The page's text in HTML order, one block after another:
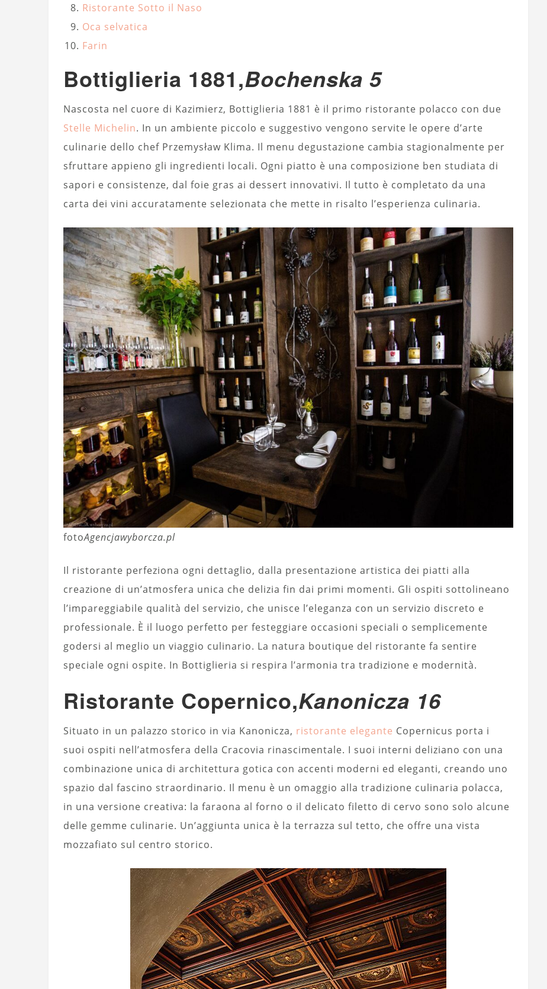
Ristorante Sotto il Naso
Oca selvatica
Farin
Bottiglieria 1881,Bochenska 5
Nascosta nel cuore di Kazimierz, Bottiglieria 1881 è il primo ristorante polacco con due
Stelle Michelin. In un ambiente piccolo e suggestivo vengono servite le opere d’arte
culinarie dello chef Przemysław Klima. Il menu degustazione cambia stagionalmente per
sfruttare appieno gli ingredienti locali. Ogni piatto è una composizione ben studiata di
sapori e consistenze, dal foie gras ai dessert innovativi. Il tutto è completato da una
carta dei vini accuratamente selezionata che mette in risalto l’esperienza culinaria.
fotoAgencjawyborcza.pl
Il ristorante perfeziona ogni dettaglio, dalla presentazione artistica dei piatti alla
creazione di un’atmosfera unica che delizia fin dai primi momenti. Gli ospiti sottolineano
l’impareggiabile qualità del servizio, che unisce l’eleganza con un servizio discreto e
professionale. È il luogo perfetto per festeggiare occasioni speciali o semplicemente
godersi al meglio un viaggio culinario. La natura boutique del ristorante fa sentire
speciale ogni ospite. In Bottiglieria si respira l’armonia tra tradizione e modernità.
Ristorante Copernico,Kanonicza 16
Situato in un palazzo storico in via Kanonicza, ristorante elegante Copernicus porta i
suoi ospiti nell’atmosfera della Cracovia rinascimentale. I suoi interni deliziano con una
combinazione unica di architettura gotica con accenti moderni ed eleganti, creando uno
spazio dal fascino straordinario. Il menu è un omaggio alla tradizione culinaria polacca,
in una versione creativa: la faraona al forno o il delicato filetto di cervo sono solo alcune
delle gemme culinarie. Un’aggiunta unica è la terrazza sul tetto, che offre una vista
mozzafiato sul centro storico.